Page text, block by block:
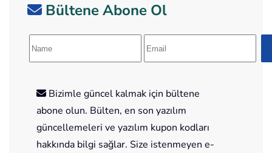
Bültene Abone Ol
Bizimle güncel kalmak için bültene
abone olun. Bülten, en son yazılım
güncellemeleri ve yazılım kupon kodları
hakkında bilgi sağlar. Size istenmeyen e-